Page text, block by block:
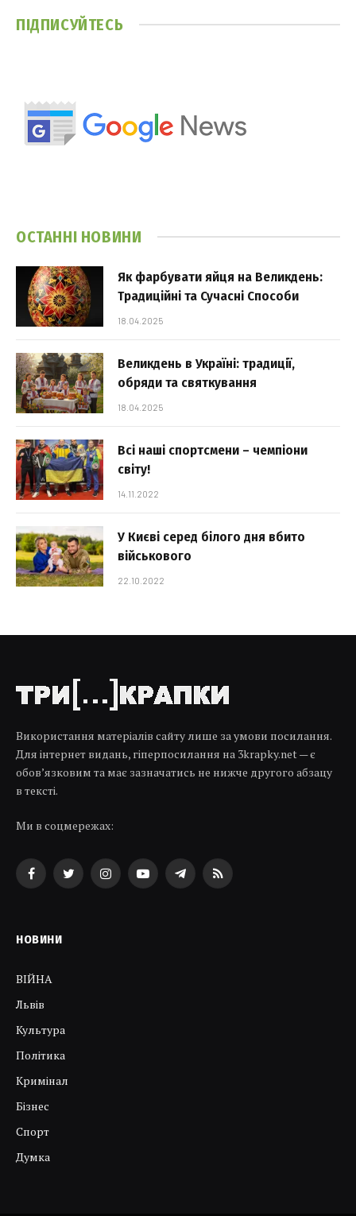
ПІДПИСУЙТЕСЬ
ОСТАННІ НОВИНИ
Як фарбувати яйця на Великдень:
Традиційні та Сучасні Способи
18.04.2025
Великдень в Україні: традиції,
обряди та святкування
18.04.2025
Всі наші спортсмени – чемпіони
світу!
14.11.2022
У Києві серед білого дня вбито
військового
22.10.2022
Використання матеріалів сайту лише за умови посилання.
Для інтернет видань, гіперпосилання на 3krapky.net — є
обов’язковим та має зазначатись не нижче другого абзацу
в тексті.
Ми в соцмережах:
FacebookTwitterInstagramYouTubeTelegramRSS
НОВИНИ
ВІЙНА
Львів
Культура
Політика
Кримінал
Бізнес
Спорт
Думка